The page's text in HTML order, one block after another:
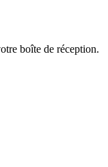
boîte de réception.